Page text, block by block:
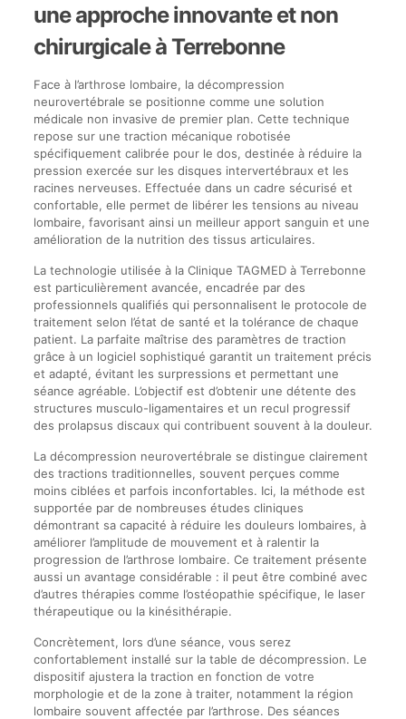
une approche innovante et non
chirurgicale à Terrebonne
Face à l’arthrose lombaire, la décompression
neurovertébrale se positionne comme une solution
médicale non invasive de premier plan. Cette technique
repose sur une traction mécanique robotisée
spécifiquement calibrée pour le dos, destinée à réduire la
pression exercée sur les disques intervertébraux et les
racines nerveuses. Effectuée dans un cadre sécurisé et
confortable, elle permet de libérer les tensions au niveau
lombaire, favorisant ainsi un meilleur apport sanguin et une
amélioration de la nutrition des tissus articulaires.
La technologie utilisée à la Clinique TAGMED à Terrebonne
est particulièrement avancée, encadrée par des
professionnels qualifiés qui personnalisent le protocole de
traitement selon l’état de santé et la tolérance de chaque
patient. La parfaite maîtrise des paramètres de traction
grâce à un logiciel sophistiqué garantit un traitement précis
et adapté, évitant les surpressions et permettant une
séance agréable. L’objectif est d’obtenir une détente des
structures musculo-ligamentaires et un recul progressif
des prolapsus discaux qui contribuent souvent à la douleur.
La décompression neurovertébrale se distingue clairement
des tractions traditionnelles, souvent perçues comme
moins ciblées et parfois inconfortables. Ici, la méthode est
supportée par de nombreuses études cliniques
démontrant sa capacité à réduire les douleurs lombaires, à
améliorer l’amplitude de mouvement et à ralentir la
progression de l’arthrose lombaire. Ce traitement présente
aussi un avantage considérable : il peut être combiné avec
d’autres thérapies comme l’ostéopathie spécifique, le laser
thérapeutique ou la kinésithérapie.
Concrètement, lors d’une séance, vous serez
confortablement installé sur la table de décompression. Le
dispositif ajustera la traction en fonction de votre
morphologie et de la zone à traiter, notamment la région
lombaire souvent affectée par l’arthrose. Des séances